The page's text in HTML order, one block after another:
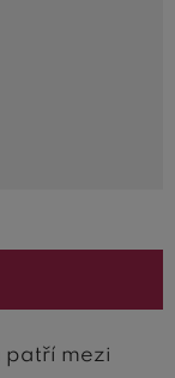
patří mezi